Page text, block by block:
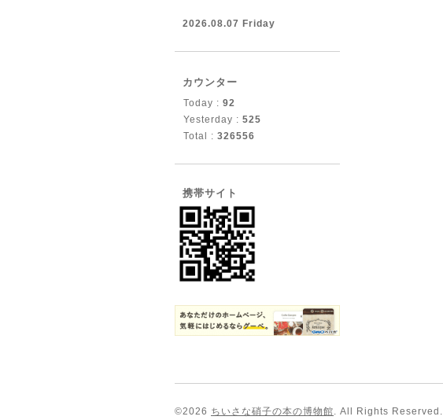
2026.08.07 Friday
カウンター
Today : 92
Yesterday : 525
Total : 326556
携帯サイト
©2026 ちいさな硝子の本の博物館. All Rights Reserved.